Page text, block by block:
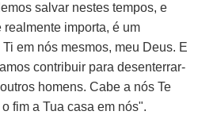
salvar nestes tempos, e
importa, é um
em nós mesmos, meu Deus. E
contribuir para desenterrar-
homens. Cabe a nós Te
fim a Tua casa em nós".